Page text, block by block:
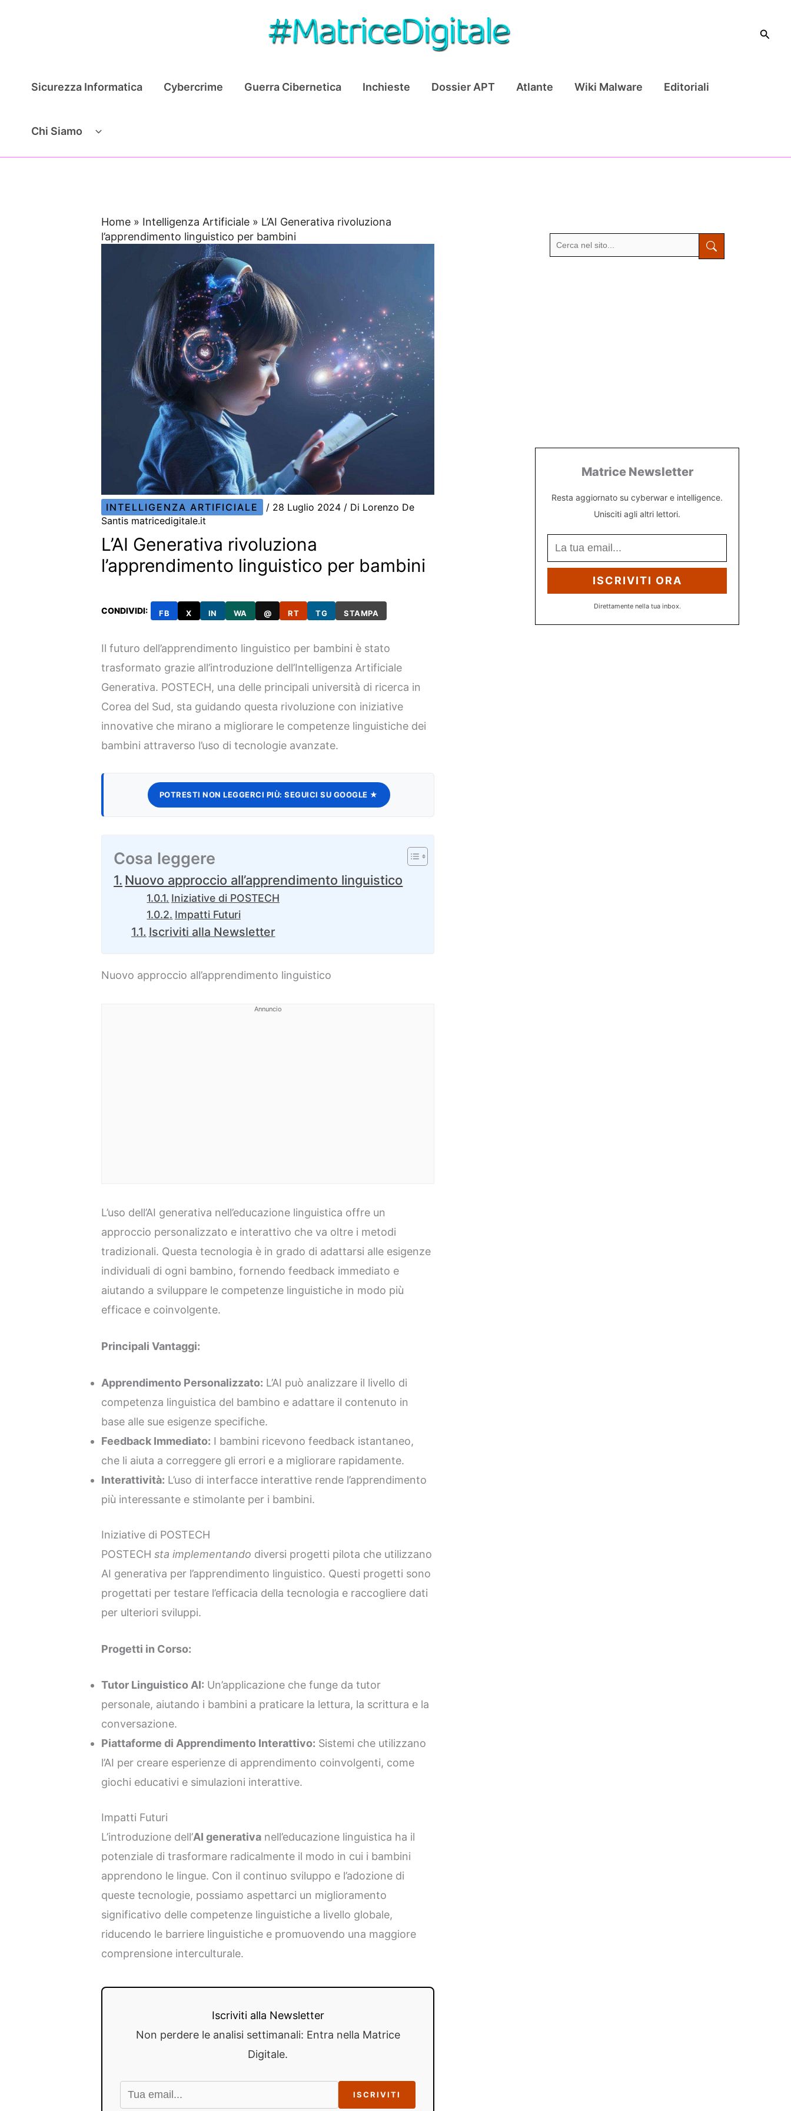
Cerca
Sicurezza Informatica Cybercrime Guerra Cibernetica Inchieste Dossier APT Atlante Wiki Malware Editoriali
Chi Siamo
Home » Intelligenza Artificiale » L’AI Generativa rivoluziona
l’apprendimento linguistico per bambini
INTELLIGENZA ARTIFICIALE / 28 Luglio 2024 / Di Lorenzo De
Santis matricedigitale.it
L’AI Generativa rivoluziona
l’apprendimento linguistico per bambini
CONDIVIDI: FB X IN WA @ RT TG STAMPA
Il futuro dell’apprendimento linguistico per bambini è stato
trasformato grazie all’introduzione dell’Intelligenza Artificiale
Generativa. POSTECH, una delle principali università di ricerca in
Corea del Sud, sta guidando questa rivoluzione con iniziative
innovative che mirano a migliorare le competenze linguistiche dei
bambini attraverso l’uso di tecnologie avanzate.
POTRESTI NON LEGGERCI PIÙ: SEGUICI SU GOOGLE ★
Cosa leggere
Nuovo approccio all’apprendimento linguistico
Iniziative di POSTECH
Impatti Futuri
Iscriviti alla Newsletter
Nuovo approccio all’apprendimento linguistico
Annuncio
L’uso dell’AI generativa nell’educazione linguistica offre un
approccio personalizzato e interattivo che va oltre i metodi
tradizionali. Questa tecnologia è in grado di adattarsi alle esigenze
individuali di ogni bambino, fornendo feedback immediato e
aiutando a sviluppare le competenze linguistiche in modo più
efficace e coinvolgente.
Principali Vantaggi:
Apprendimento Personalizzato: L’AI può analizzare il livello di
competenza linguistica del bambino e adattare il contenuto in
base alle sue esigenze specifiche.
Feedback Immediato: I bambini ricevono feedback istantaneo,
che li aiuta a correggere gli errori e a migliorare rapidamente.
Interattività: L’uso di interfacce interattive rende l’apprendimento
più interessante e stimolante per i bambini.
Iniziative di POSTECH
POSTECHsta implementando diversi progetti pilota che utilizzano
AI generativa per l’apprendimento linguistico. Questi progetti sono
progettati per testare l’efficacia della tecnologia e raccogliere dati
per ulteriori sviluppi.
Progetti in Corso:
Tutor Linguistico AI: Un’applicazione che funge da tutor
personale, aiutando i bambini a praticare la lettura, la scrittura e la
conversazione.
Piattaforme di Apprendimento Interattivo: Sistemi che utilizzano
l’AI per creare esperienze di apprendimento coinvolgenti, come
giochi educativi e simulazioni interattive.
Impatti Futuri
L’introduzione dell’AI generativa nell’educazione linguistica ha il
potenziale di trasformare radicalmente il modo in cui i bambini
apprendono le lingue. Con il continuo sviluppo e l’adozione di
queste tecnologie, possiamo aspettarci un miglioramento
significativo delle competenze linguistiche a livello globale,
riducendo le barriere linguistiche e promuovendo una maggiore
comprensione interculturale.
Iscriviti alla Newsletter
Non perdere le analisi settimanali: Entra nella Matrice
Digitale.
ISCRIVITI
Matrice Newsletter
Resta aggiornato su cyberwar e intelligence.
Unisciti agli altri lettori.
ISCRIVITI ORA
Direttamente nella tua inbox.